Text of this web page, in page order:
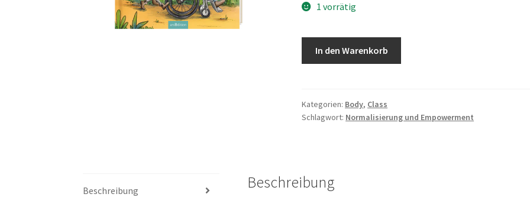
1 vorrätig
Mari
von
Dietz
In den Warenkorb
Kategorien: Body, Class
Schlagwort: Normalisierung und Empowerment
Beschreibung Beschreibung